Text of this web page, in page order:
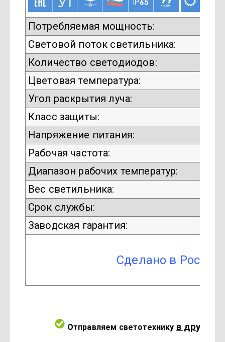
Потребляемая мощность:
Световой поток светильника:
Количество светодиодов:
Цветовая температура:
Угол раскрытия луча:
Класс защиты:
Напряжение питания:
Рабочая частота:
Диапазон рабочих температур:
Вес светильника:
Срок службы:
Заводская гарантия:
Сделано в России
Отправляем светотехнику в другие